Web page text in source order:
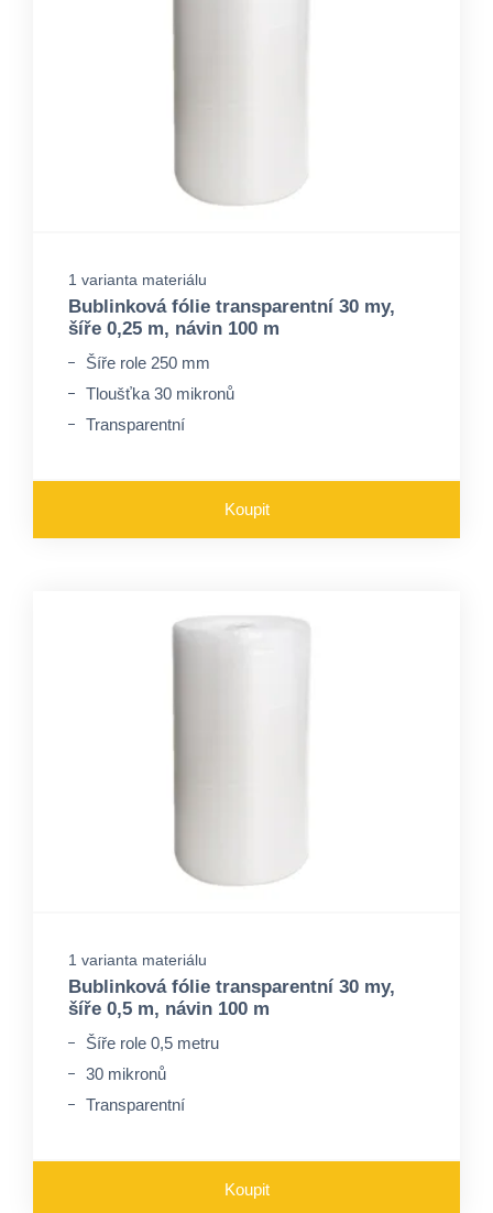
1 varianta materiálu
Bublinková fólie transparentní 30 my,
šíře 0,25 m, návin 100 m
Šíře role 250 mm
Tloušťka 30 mikronů
Transparentní
Koupit
1 varianta materiálu
Bublinková fólie transparentní 30 my,
šíře 0,5 m, návin 100 m
Šíře role 0,5 metru
30 mikronů
Transparentní
Koupit